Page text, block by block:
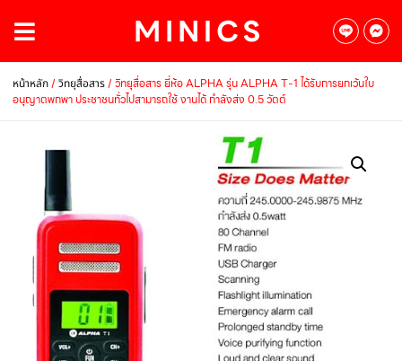
หน้าหลัก/วิทยุสื่อสาร/ วิทยุสื่อสาร ยี่ห้อ ALPHA รุ่น ALPHA T-1 ได้รับการยกเว้นใบ
อนุญาตพกพา ประชาชนทั่วไปสามารถใช้ งานได้ กำลังส่ง 0.5 วัตต์